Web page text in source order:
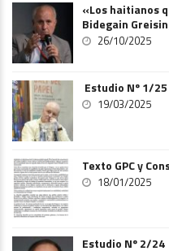
«Los haitianos
Bidegain
26/10/2025
Estudio Nº 1/25
19/03/2025
Texto GPC y
18/01/2025
Estudio Nº 2/24